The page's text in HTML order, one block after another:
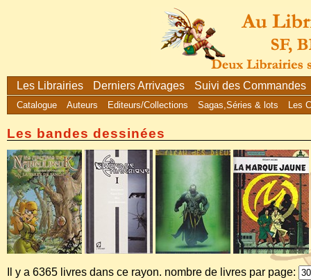
Les Librairies Derniers Arrivages Suivi des Commandes
Catalogue Auteurs Editeurs/Collections Sagas,Séries & lots Les
Les bandes dessinées
Il y a 6365 livres dans ce rayon. nombre de livres par page: